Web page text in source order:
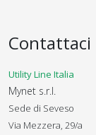
Contattaci
Utility Line Italia
Mynet s.r.l.
Sede di Seveso
Via Mezzera, 29/a